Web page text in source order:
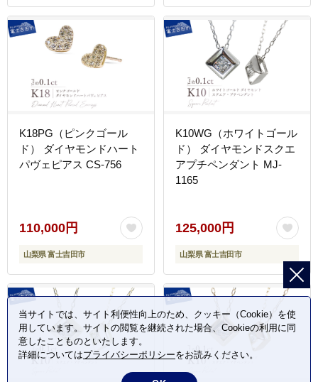
K18PG（ピンクゴール
ド） ダイヤモンドハート
パヴェピアス CS-756
110,000円
山梨県 富士吉田市
K10WG（ホワイトゴール
ド） ダイヤモンドスクエ
アプチペンダント MJ-
1165
125,000円
山梨県 富士吉田市
当サイトでは、サイト利便性向上のため、クッキー（Cookie）を使
用しています。サイトの閲覧を継続された場合、Cookieの利用に同
意したことものといたします。
詳細についてはプライバシーポリシーをお読みください。